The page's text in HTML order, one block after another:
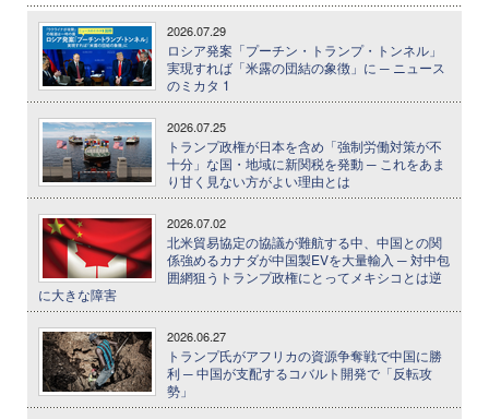
2026.07.29
ロシア発案「プーチン・トランプ・トンネル」
実現すれば「米露の団結の象徴」に ─ ニュース
のミカタ 1
2026.07.25
トランプ政権が日本を含め「強制労働対策が不
十分」な国・地域に新関税を発動 ─ これをあま
り甘く見ない方がよい理由とは
2026.07.02
北米貿易協定の協議が難航する中、中国との関
係強めるカナダが中国製EVを大量輸入 ─ 対中包
囲網狙うトランプ政権にとってメキシコとは逆
に大きな障害
2026.06.27
トランプ氏がアフリカの資源争奪戦で中国に勝
利 ─ 中国が支配するコバルト開発で「反転攻
勢」